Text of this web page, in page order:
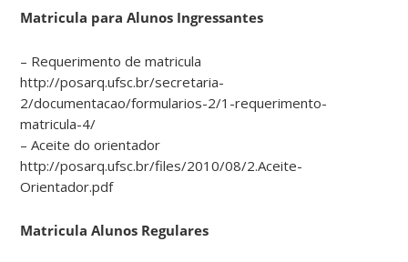
Matricula para Alunos Ingressantes
– Requerimento de matricula
http://posarq.ufsc.br/secretaria-
2/documentacao/formularios-2/1-requerimento-
matricula-4/
– Aceite do orientador
http://posarq.ufsc.br/files/2010/08/2.Aceite-
Orientador.pdf
Matricula Alunos Regulares